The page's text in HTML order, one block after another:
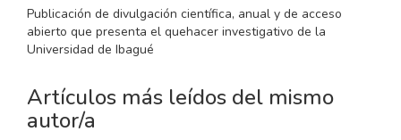
Publicación de divulgación científica, anual y de acceso
abierto que presenta el quehacer investigativo de la
Universidad de Ibagué
Artículos más leídos del mismo
autor/a